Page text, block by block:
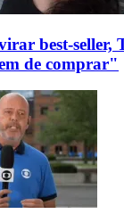
best-seller,
de comprar"